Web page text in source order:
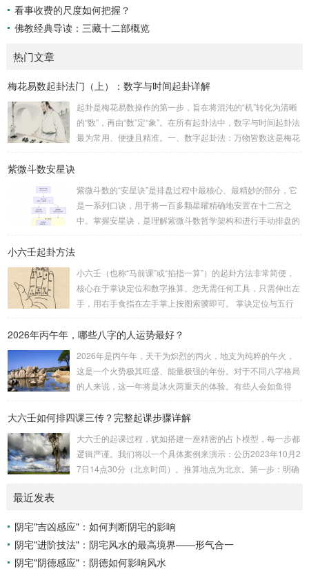
看事收费的尺度如何把握？
佛教经典导读：三藏十二部概览
热门文章
梅花易数起卦法门（上）：数字与时间起卦详解
起卦是梅花易数操作的第一步，旨在将混沌的“机”转化为清晰
的“数”，再由“数”定“象”。在所有起卦法中，数字与时间起卦法
最为常用、便捷且精准。一、数字起卦法：万物皆数这是梅花
卦。如果数字是偶数位，则前后平分；如果是奇数位，则前部
分比后部分少一位。例如，数字 256：前一位 2 为上卦后两
位...
紫微斗数安星诀
紫微斗数的“安星诀”是排盘过程中最核心、最精妙的部分，它
是一系列口诀，用于将一百多颗星曜精确地安置在十二宫之
中。掌握安星诀，是理解紫微斗数哲学架构和进行手动排盘的
赖关系，可以清晰地通过下图展现：二、 核心安星诀详解1.
安紫微星诀（定帝星）这是所有安星的第一步，至关重要。口
诀：紫微天机星逆行，隔一阳武天同行，...
小六壬起卦方法
小六壬（也称“马前课”或“掐指一算”）的起卦方法非常简便，
核心在于掌诀定位和数字推算。您无需任何工具，只需伸出左
手，用右手食指在左手掌上按图索骥即可。 掌诀定位与五行
吉。留连：位于食指指尖，属水，玄武，主数2、7、8，凶。
口：位于无名指指尖，属金，白虎，主数4、1、2，凶。小
吉：位于无名指根部，属木，六合，主数5、3、8，吉。空
亡：位于中指根部，属土，勾陈，...
2026年丙午年，哪些八字的人运势最好？
2026年是丙午年，天干为炽烈的丙火，地支为纯粹的午火，
这是一个火势极其旺盛、能量极强的年份。对于不同八字格局
的人来说，这一年将是冰火两重天的体验。有些人会如鱼得
理：吉凶在于平衡与需求八字讲究五行平衡与“喜用神”。喜用
26年丙午，是火力全开的一年。因此：八字命局中“喜火”、“用
火”的人，等于得到了天地最强能量的帮助，犹如天降神助，
运势自然一飞冲天。八字命局中“忌火”的人...
大六壬如何排四课三传？完整起课步骤详解
大六壬的起课过程，犹如搭建一座精密的占卜模型，每一步都
逻辑严谨。我们将以一个具体案例来演示：公历2023年10月2
7日14点30分（北京时间）。推算地点为北京。第一步：明确
你需要：一张空白的天地盘（内含十二地支）、月将、当天日
干日支。第二步：核心步骤——排四课四课是“三传”之母，此
步必须精准。1. 定月将（布“天盘”的...
最近发表
阴宅"吉凶感应"：如何判断阴宅的影响
阴宅"进阶技法"：阴宅风水的最高境界——形气合一
阴宅"阴德感应"：阴德如何影响风水